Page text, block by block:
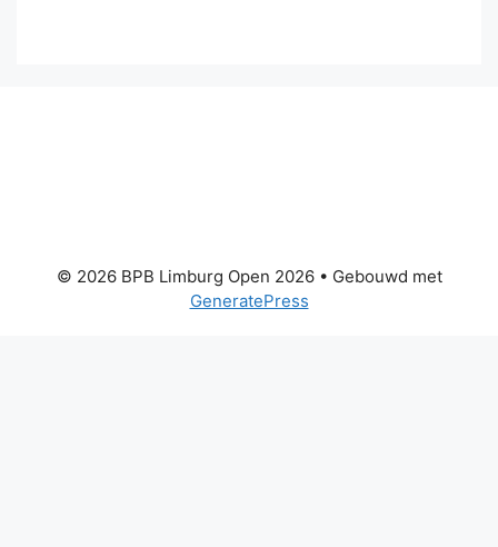
© 2026 BPB Limburg Open 2026• Gebouwd met
GeneratePress